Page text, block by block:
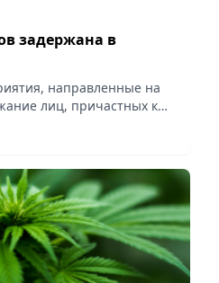
задержана в
направленные на
лиц, причастных к
криминального
Vecher.kz.